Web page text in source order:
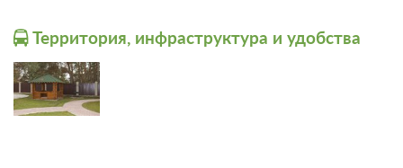
Территория, инфраструктура и удобства